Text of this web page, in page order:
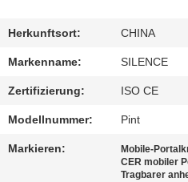
TRETEN
SIE
MIT
UNS
IN
VERBINDUNG
Herkunftsort: CHINA
Markenname: SILENCE
Zertifizierung: ISO CE
Modellnummer: Pint
Markieren: Mobile-
CER mobiler
Tragbarer